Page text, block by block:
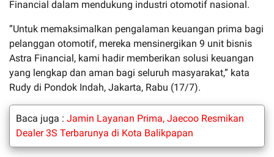
Financial dalam mendukung industri otomotif nasional.
”Untuk memaksimalkan pengalaman keuangan prima bagi
pelanggan otomotif, mereka mensinergikan 9 unit bisnis
Astra Financial, kami hadir memberikan solusi keuangan
yang lengkap dan aman bagi seluruh masyarakat,” kata
Rudy di Pondok Indah, Jakarta, Rabu (17/7).
Baca juga : Jamin Layanan Prima, Jaecoo Resmikan
Dealer 3S Terbarunya di Kota Balikpapan